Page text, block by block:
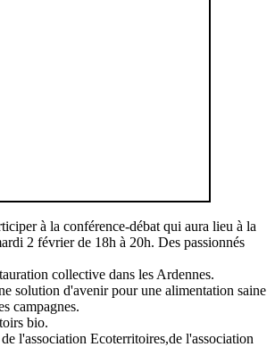
à la conférence-débat qui aura lieu à la
2 février de 18h à 20h. Des passionnés
collective dans les Ardennes.
solution d'avenir pour une alimentation saine
campagnes.
bio.
l'association Ecoterritoires,de l'association